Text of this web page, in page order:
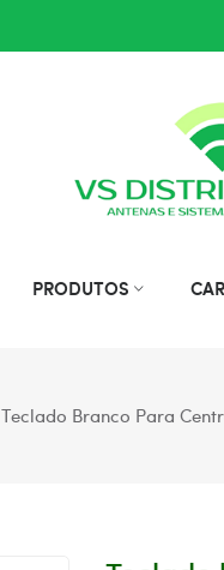
PRODUTOS
Teclado Branco Para